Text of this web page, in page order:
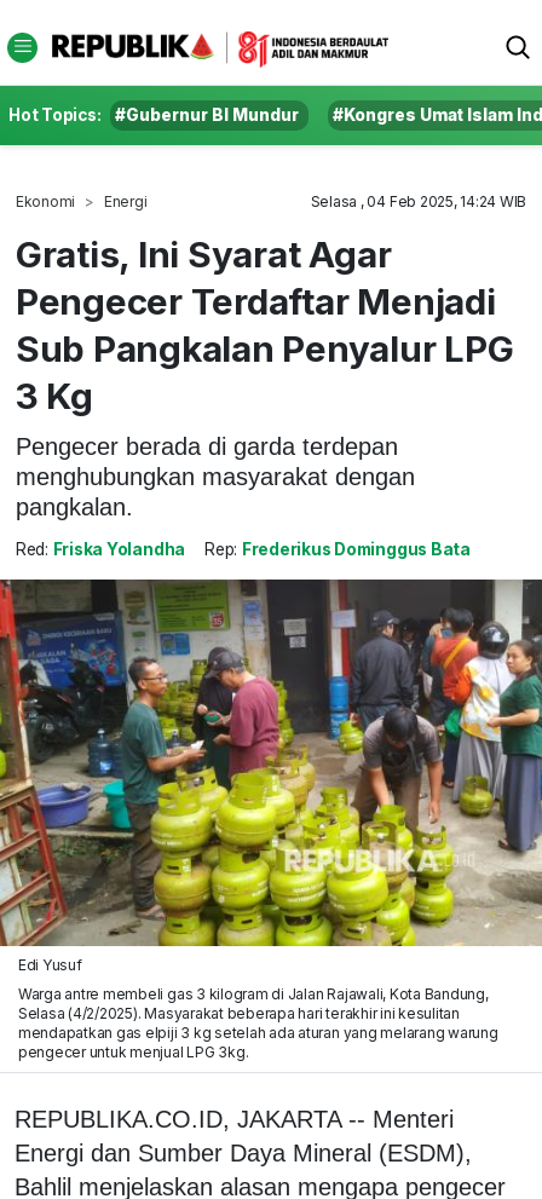
Hot Topics: #Gubernur BI Mundur #Kongres Umat Islam
Ekonomi Energi Selasa , 04 Feb 2025, 14:24 WIB
Gratis, Ini Syarat Agar
Pengecer Terdaftar Menjadi
Sub Pangkalan Penyalur LPG
3 Kg
Pengecer berada di garda terdepan
menghubungkan masyarakat dengan
pangkalan.
Red: Friska Yolandha Rep: Frederikus Dominggus Bata
Edi Yusuf
Warga antre membeli gas 3 kilogram di Jalan Rajawali, Kota Bandung,
Selasa (4/2/2025). Masyarakat beberapa hari terakhir ini kesulitan
mendapatkan gas elpiji 3 kg setelah ada aturan yang melarang warung
pengecer untuk menjual LPG 3kg.
REPUBLIKA.CO.ID, JAKARTA -- Menteri
Energi dan Sumber Daya Mineral (ESDM),
Bahlil menjelaskan alasan mengapa pengecer